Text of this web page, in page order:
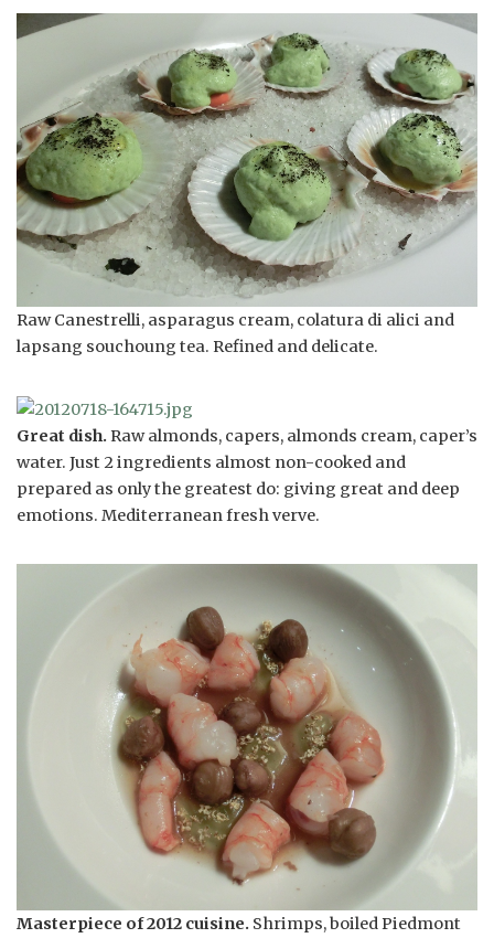
Raw Canestrelli, asparagus cream, colatura di alici and
lapsang souchoung tea. Refined and delicate.
Great dish. Raw almonds, capers, almonds cream, caper’s
water. Just 2 ingredients almost non-cooked and
prepared as only the greatest do: giving great and deep
emotions. Mediterranean fresh verve.
Masterpiece of 2012 cuisine. Shrimps, boiled Piedmont